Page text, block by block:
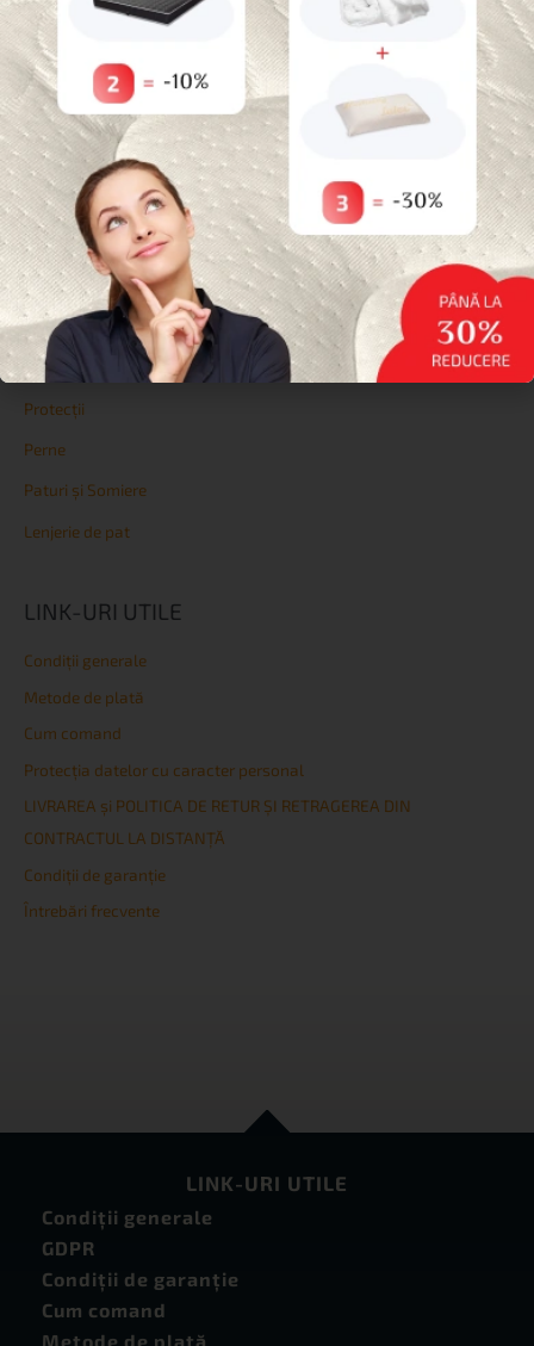
Categorii
Paturi pentru animale de companie
Uncategorized
Reduceri
Saltele
Topperе
Protecții
Perne
Paturi și Somiere
Lenjerie de pat
LINK-URI UTILE
Condiţii generale
Metode de plată
Cum comand
Protecția datelor cu caracter personal
LIVRAREA și POLITICA DE RETUR ȘI RETRAGEREA DIN
CONTRACTUL LA DISTANȚĂ
Condiţii de garanţie
Întrebări frecvente
LINK-URI UTILE
Condiţii generale
GDPR
Condiţii de garanţie
Cum comand
Metode de plată